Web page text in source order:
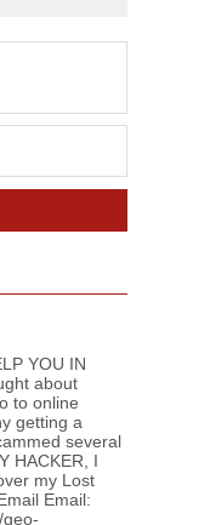
YOU IN
about
to online
getting a
several
HACKER, I
my Lost
Email: